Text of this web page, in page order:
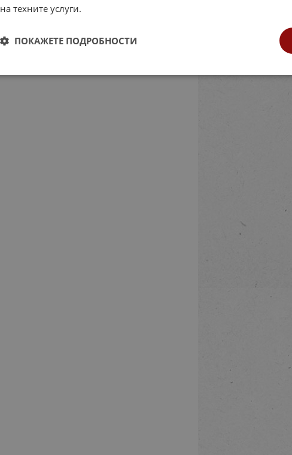
на техните услуги.
ПОКАЖЕТЕ ПОДРОБНОСТИ